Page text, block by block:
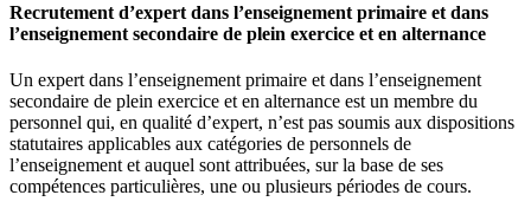
Recrutement d’expert dans l’enseignement primaire et dans
l’enseignement secondaire de plein exercice et en alternance
Un expert dans l’enseignement primaire et dans l’enseignement
secondaire de plein exercice et en alternance est un membre du
personnel qui, en qualité d’expert, n’est pas soumis aux dispositions
statutaires applicables aux catégories de personnels de
l’enseignement et auquel sont attribuées, sur la base de ses
compétences particulières, une ou plusieurs périodes de cours.